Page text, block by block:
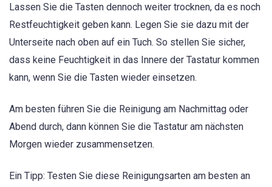
Lassen Sie die Tasten dennoch weiter trocknen, da es noch
Restfeuchtigkeit geben kann. Legen Sie sie dazu mit der
Unterseite nach oben auf ein Tuch. So stellen Sie sicher,
dass keine Feuchtigkeit in das Innere der Tastatur kommen
kann, wenn Sie die Tasten wieder einsetzen.
Am besten führen Sie die Reinigung am Nachmittag oder
Abend durch, dann können Sie die Tastatur am nächsten
Morgen wieder zusammensetzen.
Ein Tipp: Testen Sie diese Reinigungsarten am besten an